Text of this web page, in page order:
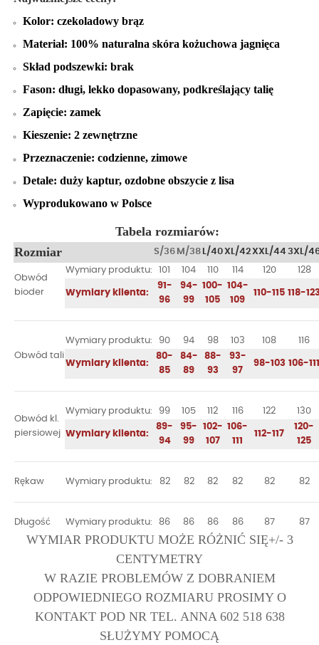
Kolor: czekoladowy brąz
Materiał: 100% naturalna skóra kożuchowa jagnięca
Skład podszewki: brak
Fason: długi, lekko dopasowany, podkreślający talię
Zapięcie: zamek
Kieszenie: 2 zewnętrzne
Przeznaczenie: codzienne, zimowe
Detale: duży kaptur, ozdobne obszycie z lisa
Wyprodukowano w Polsce
Tabela rozmiarów:
Rozmiar
S/36 M/38 L/40XL/42XXL/44 3XL/
Obwód
bioder
Wymiary produktu: 101 104 110 114 120 128
Wymiary klienta:
91-
96
94-
99
100-
105
104-
109
110-115 118-
Obwód tali
Wymiary produktu: 90 94 98 103 108 116
Wymiary klienta:
80-
85
84-
89
88-
93
93-
97
98-103 106-111
Obwód kl.
piersiowej
Wymiary produktu: 99 105 112 116 122 130
Wymiary klienta:
89-
94
95-
99
102-
107
106-
111
112-117
120-
125
Rękaw Wymiary produktu: 82 82 82 82 82 82
Długość Wymiary produktu: 86 86 86 86 87 87
WYMIAR PRODUKTU MOŻE RÓŻNIĆ SIĘ+/- 3
CENTYMETRY
W RAZIE PROBLEMÓW Z DOBRANIEM
ODPOWIEDNIEGO ROZMIARU PROSIMY O
KONTAKT POD NR TEL. ANNA 602 518 638
SŁUŻYMY POMOCĄ